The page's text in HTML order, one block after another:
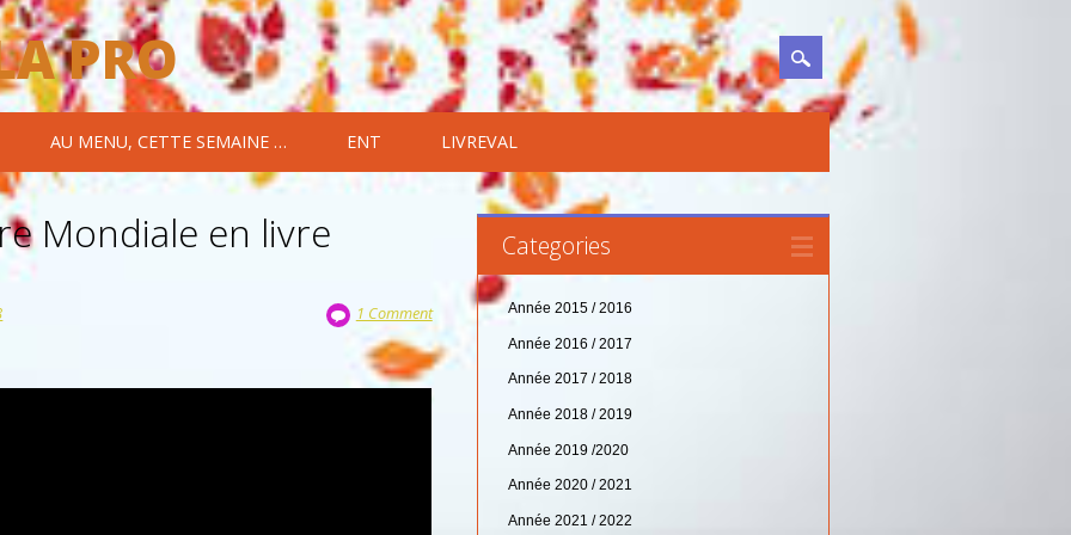
PRO
AU MENU, CETTE SEMAINE … ENT LIVREVAL
Mondiale en livre
1 Comment
Categories
Année 2015 / 2016
Année 2016 / 2017
Année 2017 / 2018
Année 2018 / 2019
Année 2019 /2020
Année 2020 / 2021
Année 2021 / 2022